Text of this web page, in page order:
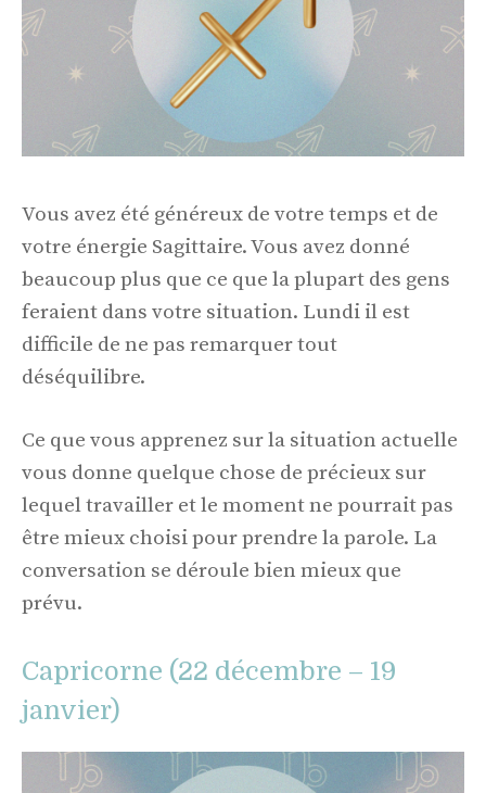
Vous avez été généreux de votre temps et de
votre énergie Sagittaire. Vous avez donné
beaucoup plus que ce que la plupart des gens
feraient dans votre situation. Lundi il est
difficile de ne pas remarquer tout
déséquilibre.
Ce que vous apprenez sur la situation actuelle
vous donne quelque chose de précieux sur
lequel travailler et le moment ne pourrait pas
être mieux choisi pour prendre la parole. La
conversation se déroule bien mieux que
prévu.
Capricorne (22 décembre – 19
janvier)